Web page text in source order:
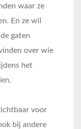
waar ze
En ze wil
gaten
over wie
het
voor
bij andere